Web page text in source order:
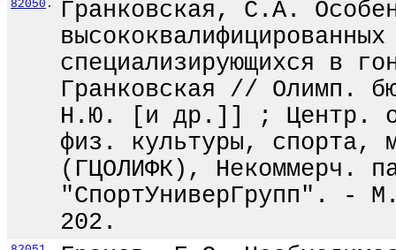
82050 .
Гранковская, С.А.
специализирующихся в
Гранковская // Олимп.
Н.Ю. [и др.]] ; Центр.
физ. культуры, спорта,
(ГЦОЛИФК), Некоммерч.
"СпортУниверГрупп".
202.